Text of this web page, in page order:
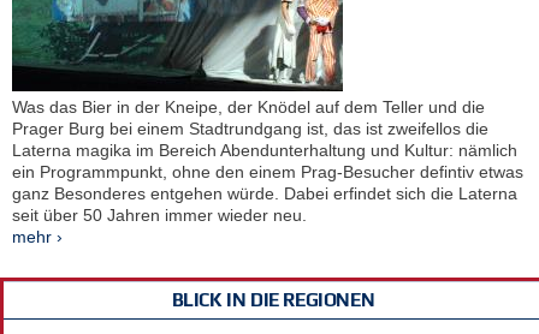
Was das Bier in der Kneipe, der Knödel auf dem Teller und die
Prager Burg bei einem Stadtrundgang ist, das ist zweifellos die
Laterna magika im Bereich Abendunterhaltung und Kultur: nämlich
ein Programmpunkt, ohne den einem Prag-Besucher defintiv etwas
ganz Besonderes entgehen würde. Dabei erfindet sich die Laterna
seit über 50 Jahren immer wieder neu.
mehr ›
BLICK IN DIE REGIONEN